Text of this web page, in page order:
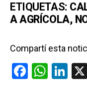
ETIQUETAS:
A AGRÍCOLA,
Compartí esta
F
W Li